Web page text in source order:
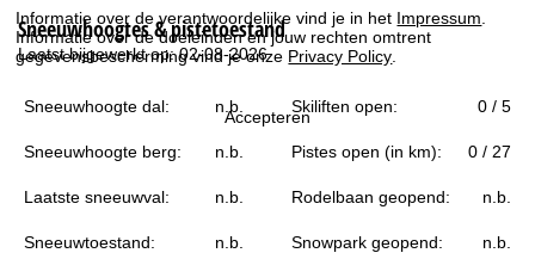
Informatie over de verantwoordelijke vind je in het Impressum
Informatie over de doeleinden en jouw rechten omtrent
gegevensbescherming vind je onze Privacy Policy
Accepteren
g
Sneeuwhoogtes & pistetoestand
Laatst bijgewerkt op: 02-08-2026
Sneeuwhoogte dal: n.b. Skiliften open: 0 / 5
Sneeuwhoogte berg: n.b. Pistes open (in km): 0 / 27
Laatste sneeuwval: n.b. Rodelbaan geopend: n.b.
Sneeuwtoestand: n.b. Snowpark geopend: n.b.